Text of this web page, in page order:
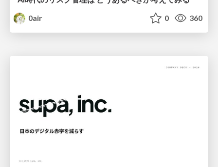
0air
0 360